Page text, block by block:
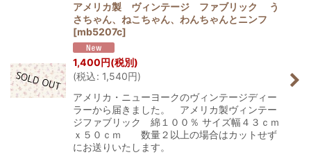
アメリカ製 ヴィンテージ ファブリック う
さちゃん、ねこちゃん、わんちゃんとニンフ
[mb5207c]
1,400円(税別)
(税込: 1,540円)
アメリカ・ニューヨークのヴィンテージディー
ラーから届きました。 アメリカ製ヴィンテー
ジファブリック 綿１００％ サイズ幅４３ｃｍ
ｘ５０ｃｍ 数量２以上の場合はカットせず
にお送りいたします。